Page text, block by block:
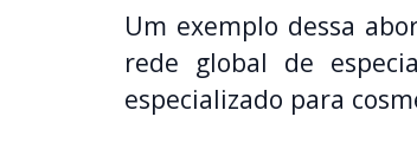
Um exemplo dessa
rede global de
especializado para